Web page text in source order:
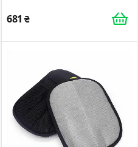
681